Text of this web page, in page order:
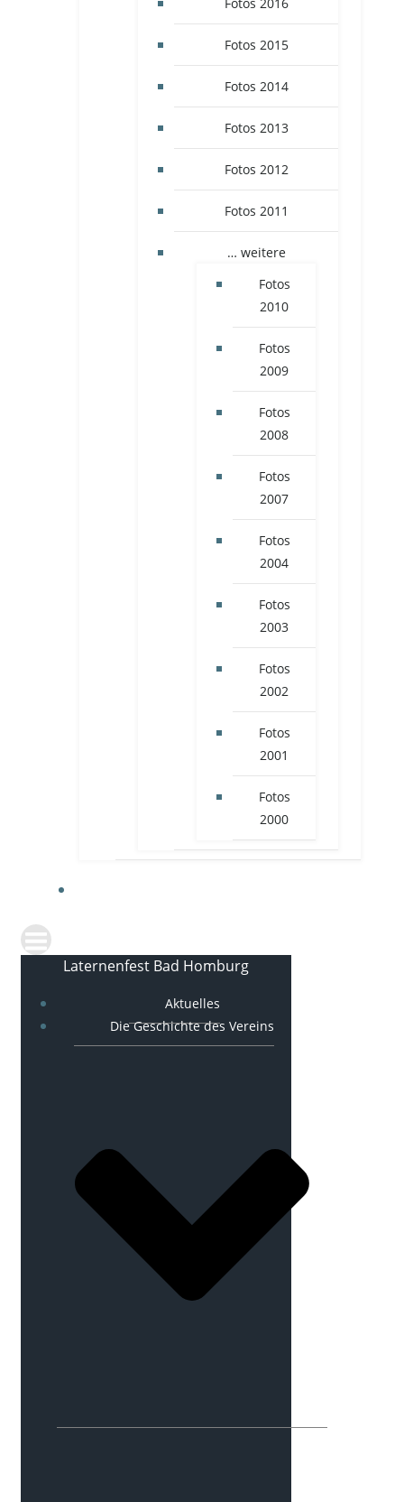
Fotos 2015
Fotos 2014
Fotos 2013
Fotos 2012
Fotos 2011
… weitere
Fotos
2010
Fotos
2009
Fotos
2008
Fotos
2007
Fotos
2004
Fotos
2003
Fotos
2002
Fotos
2001
Fotos
2000
Laternenfest Bad Homburg
Aktuelles
Die Geschichte des Vereins